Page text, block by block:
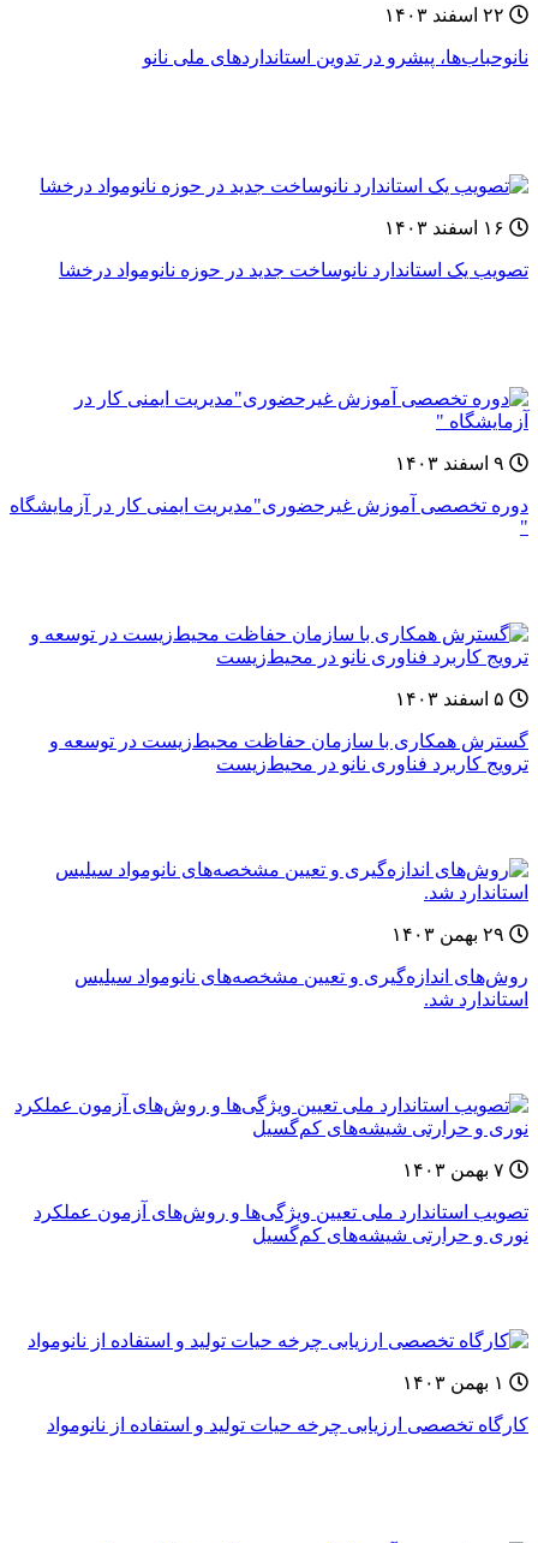
نانوحباب‌ها، پیشرو در تدوین استانداردهای ملی نانو
تصویب یک استاندارد نانوساخت جدید در حوزه نانومواد درخشا
دوره‌ تخصصی آموزش غيرحضوری"مدیریت ایمنی کار در آزمایشگاه
"
گسترش همکاری‌ با سازمان حفاظت محیط‌زیست در توسعه و
ترویج کاربرد فناوری‌ نانو در محیط‌زیست
روش‌های اندازه‌گیری و تعیین‌ مشخصه‌های نانومواد سیلیس
استاندارد شد.
تصویب استاندارد ملی تعیین ویژگی‌ها و روش‌های آزمون عملکرد
نوری و حرارتی شیشه‌های کم‌گسیل
کارگاه تخصصی ارزیابی چرخه حیات تولید و استفاده از نانومواد